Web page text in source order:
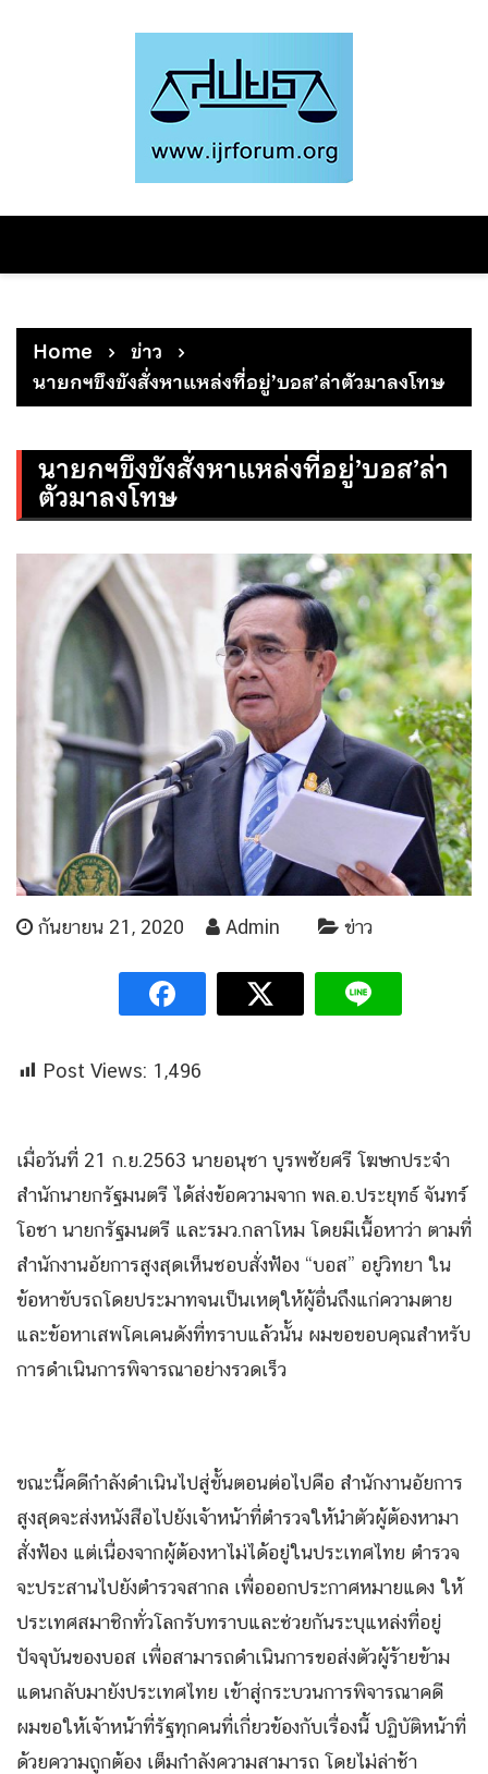
Home
ข่าว
นายกฯขึงขังสั่งหาแหล่งที่อยู่’บอส’ล่าตัวมาลงโทษ
นายกฯขึงขังสั่งหาแหล่งที่อยู่’บอส’ล่า
ตัวมาลงโทษ
กันยายน 21, 2020 Admin ข่าว
Post Views: 1,496
เมื่อวันที่ 21 ก.ย.2563 นายอนุชา​ บูรพชัยศรี​ โฆษกประจำ
สำนักนายกรัฐมนตรี​ ได้ส่งข้อความจาก​ พล.อ.ประยุทธ์​ จันทร์
โอชา​ นายกรัฐมนตรี​ และรมว.กลาโหม โดยมีเนื้อหาว่า​ ตามที่
สำนักงานอัยการสูงสุดเห็นชอบสั่งฟ้อง “บอส” อยู่วิทยา ใน
ข้อหาขับรถโดยประมาทจนเป็นเหตุให้ผู้อื่นถึงแก่ความตาย
และข้อหาเสพโคเคนดังที่ทราบแล้วนั้น ผมขอขอบคุณสำหรับ
การดำเนินการพิจารณาอย่างรวดเร็ว
ขณะนี้คดีกำลังดำเนินไปสู่ขั้นตอนต่อไปคือ สำนักงานอัยการ
สูงสุดจะส่งหนังสือไปยังเจ้าหน้าที่ตำรวจให้นำตัวผู้ต้องหามา
สั่งฟ้อง แต่เนื่องจากผู้ต้องหาไม่ได้อยู่ในประเทศไทย ตำรวจ
จะประสานไปยังตำรวจสากล เพื่อออกประกาศหมายแดง ให้
ประเทศสมาชิกทั่วโลกรับทราบและช่วยกันระบุแหล่งที่อยู่
ปัจจุบันของบอส เพื่อสามารถดำเนินการขอส่งตัวผู้ร้ายข้าม
แดนกลับมายังประเทศไทย เข้าสู่กระบวนการพิจารณาคดี​
ผมขอให้เจ้าหน้าที่รัฐทุกคนที่เกี่ยวข้องกับเรื่องนี้ ปฏิบัติหน้าที่
ด้วยความถูกต้อง เต็มกำลังความสามารถ โดยไม่ล่าช้า